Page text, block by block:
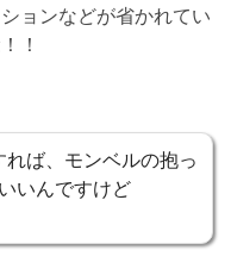
ョンなどが省かれてい
！
れば、モンベルの抱っ
いんですけど